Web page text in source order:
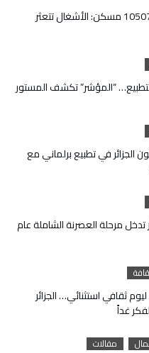
عدل 2 – مشروع 10507 مسكن: الأشغال تتعثر
“المؤشر” تكشف المستور
في تطبيع برلماني مع
تدخل مرحلة العصرنة الشاملة عام
يستعد ليوم ثقافي استثنائي… الجزائر
غداً
مقالات